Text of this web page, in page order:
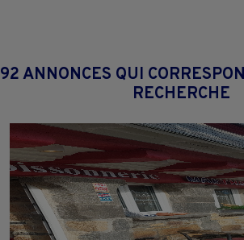
92 ANNONCES QUI
RECHERCHE